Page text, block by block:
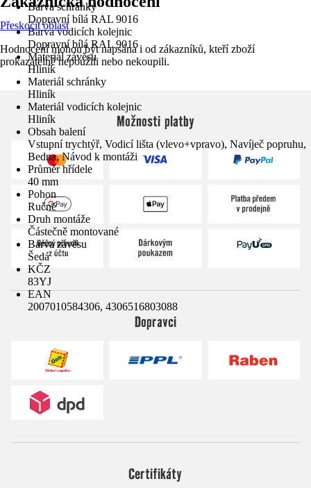
Barva schránky
Dopravní bílá RAL 9016
Barva vodicích kolejnic
Dopravní bílá RAL 9016
Materiál závěsu
Hliník
Materiál schránky
Hliník
Materiál vodicích kolejnic
Hliník
Obsah balení
Vstupní trychtýř, Vodicí lišta (vlevo+vpravo), Navíječ popruhu,
Bedna, Návod k montáži
Průměr hřídele
40 mm
Pohon
Ručně
Druh montáže
Částečně montované
Barva závěsu
Šedá
KČZ
83YJ
EAN
2007010584306, 4306516803088
Přeskočit oblast
Hodnocení mohou být napsána i od zákazníků, kteří zboží
prokazatelně nepoužili nebo nekoupili.
Možnosti platby
Dopravci
Certifikáty